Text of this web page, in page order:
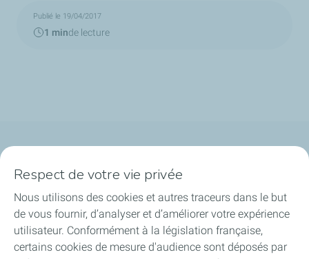
Publié le 19/04/2017
1 minde lecture
Notre ancrage territorial
Financer les entreprises
Soutenir les projets industriels
Respect de votre vie privée
Nous utilisons des cookies et autres traceurs dans le but
de vous fournir, d’analyser et d’améliorer votre expérience
utilisateur. Conformément à la législation française,
certains cookies de mesure d'audience sont déposés par